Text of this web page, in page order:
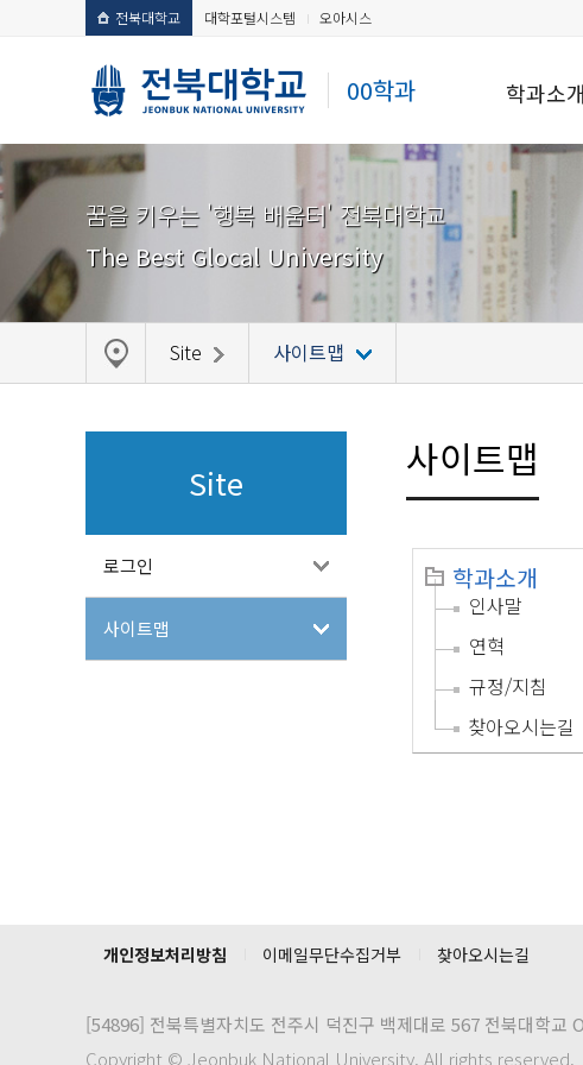
전북대학교 대학포털시스템 오아시스
00학과 학과소개
꿈을 키우는 '행복 배움터' 전북대학교
The Best Glocal University
Site 사이트맵
Site
로그인
사이트맵
사이트맵
학과소개
인사말
연혁
규정/지침
찾아오시는길
개인정보처리방침 이메일무단수집거부 찾아오시는길
[54896] 전북특별자치도 전주시 덕진구 백제대로 567 전북대학교
Copyright © Jeonbuk National University. All rights reserved.